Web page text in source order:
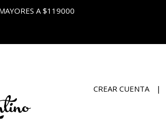
A $119000
CREAR CUENTA